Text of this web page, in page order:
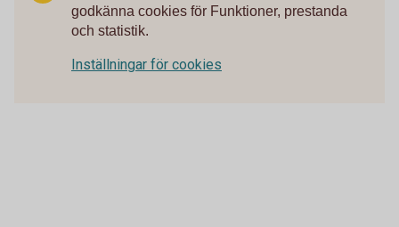
godkänna cookies för Funktioner, prestanda
och statistik.
Inställningar för cookies